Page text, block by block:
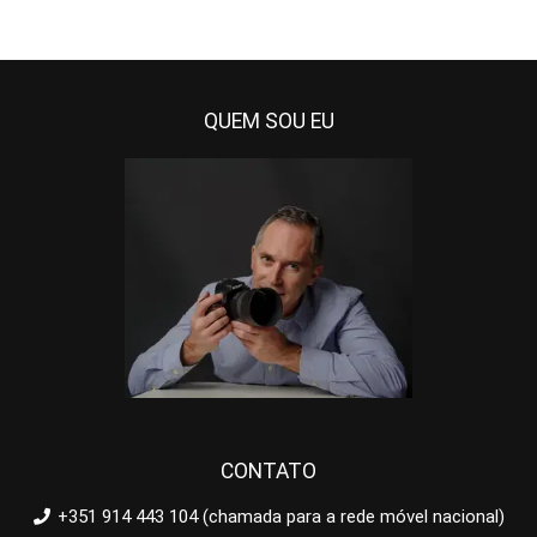
QUEM SOU EU
CONTATO
+351 914 443 104 (chamada para a rede móvel nacional)